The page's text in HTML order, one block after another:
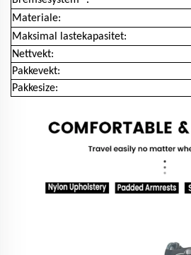
Materiale:
Maksimal lastekapasitet:
Nettvekt:
Pakkevekt:
Pakkesize: